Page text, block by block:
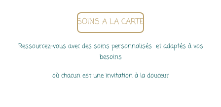
SOINS A LA CARTE
Ressourcez-vous avec des soins personnalisés et adaptés à vos
besoins
où chacun est une invitation à la douceur